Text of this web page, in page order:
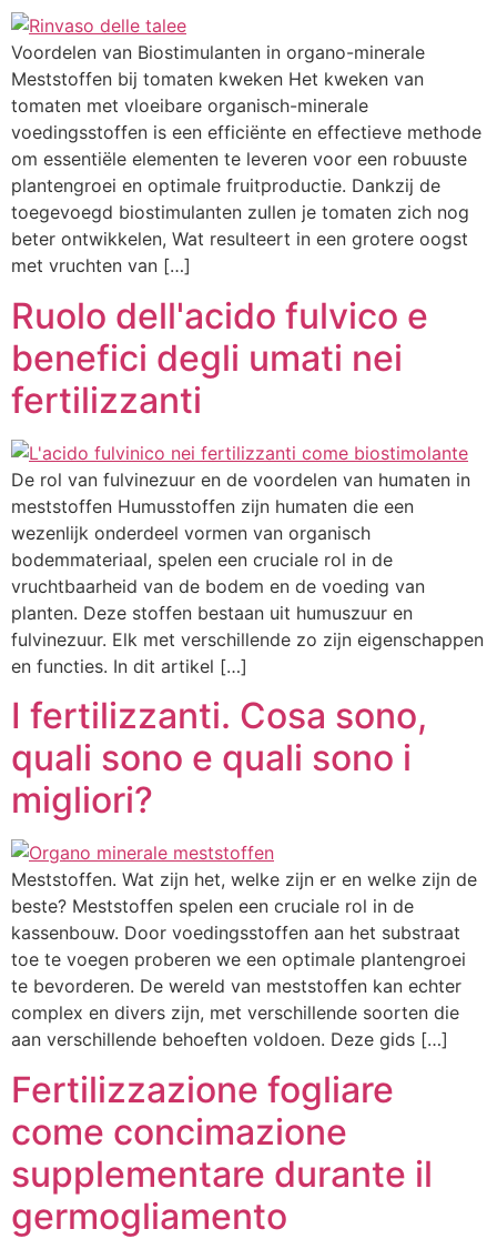
Voordelen van Biostimulanten in organo-minerale
Meststoffen bij tomaten kweken Het kweken van
tomaten met vloeibare organisch-minerale
voedingsstoffen is een efficiënte en effectieve methode
om essentiële elementen te leveren voor een robuuste
plantengroei en optimale fruitproductie. Dankzij de
toegevoegd biostimulanten zullen je tomaten zich nog
beter ontwikkelen, Wat resulteert in een grotere oogst
met vruchten van […]
Ruolo dell'acido fulvico e
benefici degli umati nei
fertilizzanti
De rol van fulvinezuur en de voordelen van humaten in
meststoffen Humusstoffen zijn humaten die een
wezenlijk onderdeel vormen van organisch
bodemmateriaal, spelen een cruciale rol in de
vruchtbaarheid van de bodem en de voeding van
planten. Deze stoffen bestaan uit humuszuur en
fulvinezuur. Elk met verschillende zo zijn eigenschappen
en functies. In dit artikel […]
I fertilizzanti. Cosa sono,
quali sono e quali sono i
migliori?
Meststoffen. Wat zijn het, welke zijn er en welke zijn de
beste? Meststoffen spelen een cruciale rol in de
kassenbouw. Door voedingsstoffen aan het substraat
toe te voegen proberen we een optimale plantengroei
te bevorderen. De wereld van meststoffen kan echter
complex en divers zijn, met verschillende soorten die
aan verschillende behoeften voldoen. Deze gids […]
Fertilizzazione fogliare
come concimazione
supplementare durante il
germogliamento